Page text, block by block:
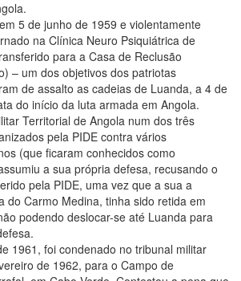
5 de junho de 1959 e violentamente
na Clínica Neuro Psiquiátrica de
para a Casa de Reclusão
– um dos objetivos dos patriotas
de assalto as cadeias de Luanda, a 4 de
do início da luta armada em Angola.
Territorial de Angola num dos três
pela PIDE contra vários
(que ficaram conhecidos como
a sua própria defesa, recusando o
pela PIDE, uma vez que a sua a
do Carmo Medina, tinha sido retida em
podendo deslocar-se até Luanda para
1961, foi condenado no tribunal militar
de 1962, para o Campo de